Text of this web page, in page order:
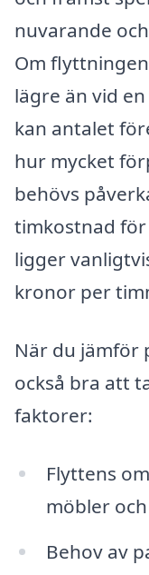
nuvarande
Om
lägre än vid
kan antalet
hur mycket
behövs
timkostnad
ligger
kronor per
När du jämför
också bra att
faktorer:
Flyttens
möbler
Behov av